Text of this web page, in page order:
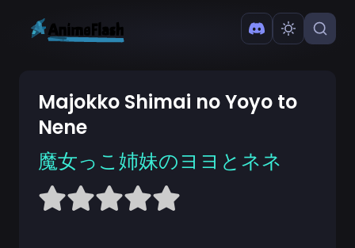
Majokko Shimai no Yoyo to
Nene
魔女っこ姉妹のヨヨとネネ